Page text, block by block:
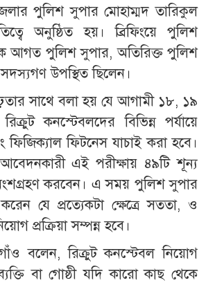
পুলিশ সুপার মোহাম্মদ তারিকুল
অনুষ্ঠিত হয়। ব্রিফিংয়ে পুলিশ
আগত পুলিশ সুপার, অতিরিক্ত পুলিশ
উপস্থিত ছিলেন।
সাথে বলা হয় যে আগামী ১৮, ১৯
কনস্টেবলদের বিভিন্ন পর্যায়ে
ফিজিক্যাল ফিটনেস যাচাই করা হবে।
এই পরীক্ষায় ৪৯টি শূন্য
করবেন। এ সময় পুলিশ সুপার
যে প্রত্যেকটা ক্ষেত্রে সততা, ও
প্রক্রিয়া সম্পন্ন হবে।
বলেন, রিক্রুট কনস্টেবল নিয়োগ
বা গোষ্ঠী যদি কারো কাছ থেকে